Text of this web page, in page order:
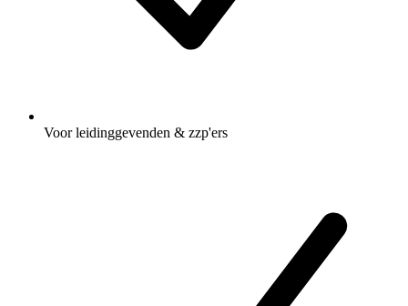
Voor leidinggevenden & zzp'ers